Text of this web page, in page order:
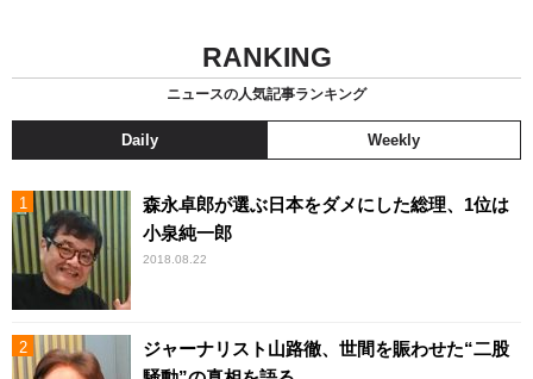
RANKING
ニュースの人気記事ランキング
Daily Weekly
森永卓郎が選ぶ日本をダメにした総理、1位は
小泉純一郎
2018.08.22
ジャーナリスト山路徹、世間を賑わせた“二股